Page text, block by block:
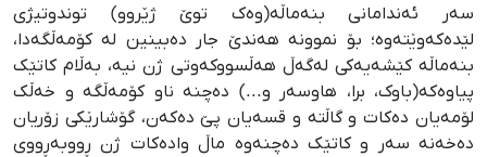
سەر ئەندامانی بنەماڵە(وەک توێ ژێروو) توندوتیژی
لێدەکەوێتەوە؛ بۆ نموونە هەندێ جار دەبینین لە کۆمەڵگەدا،
بنەماڵە کێشەیەکی لەگەڵ هەڵسووکەوتی ژن نیە، بەڵام کاتێک
پیاوەکە(باوک، برا، هاوسەر و...) دەچنە ناو کۆمەڵگە و خەڵک
لۆمەیان دەکات و گاڵتە و قسەیان پێ دەکەن، گۆشارێکی زۆریان
دەخەنە سەر و کاتێک دەچنەوە ماڵ وادەکات ژن ڕووبەڕووی